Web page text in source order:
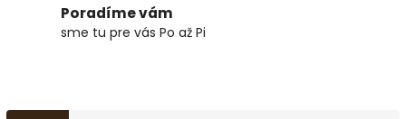
Poradíme vám
sme tu pre vás Po až Pi